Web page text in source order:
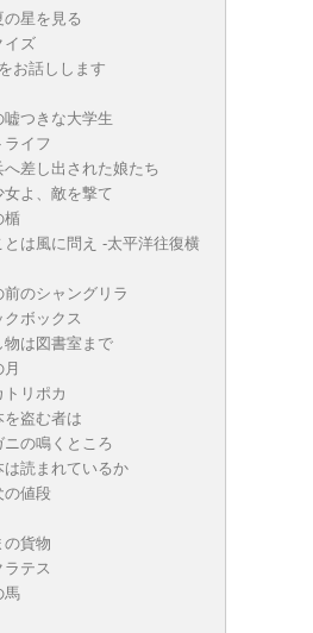
の星を見る
イズ
お話しします
嘘つきな大学生
ライフ
へ差し出された娘たち
女よ、敵を撃て
楯
とは風に問え -太平洋往復横
前のシャングリラ
クボックス
物は図書室まで
トリポカ
を盗む者は
ニの鳴くところ
は読まれているか
の値段
の貨物
ラテス
馬